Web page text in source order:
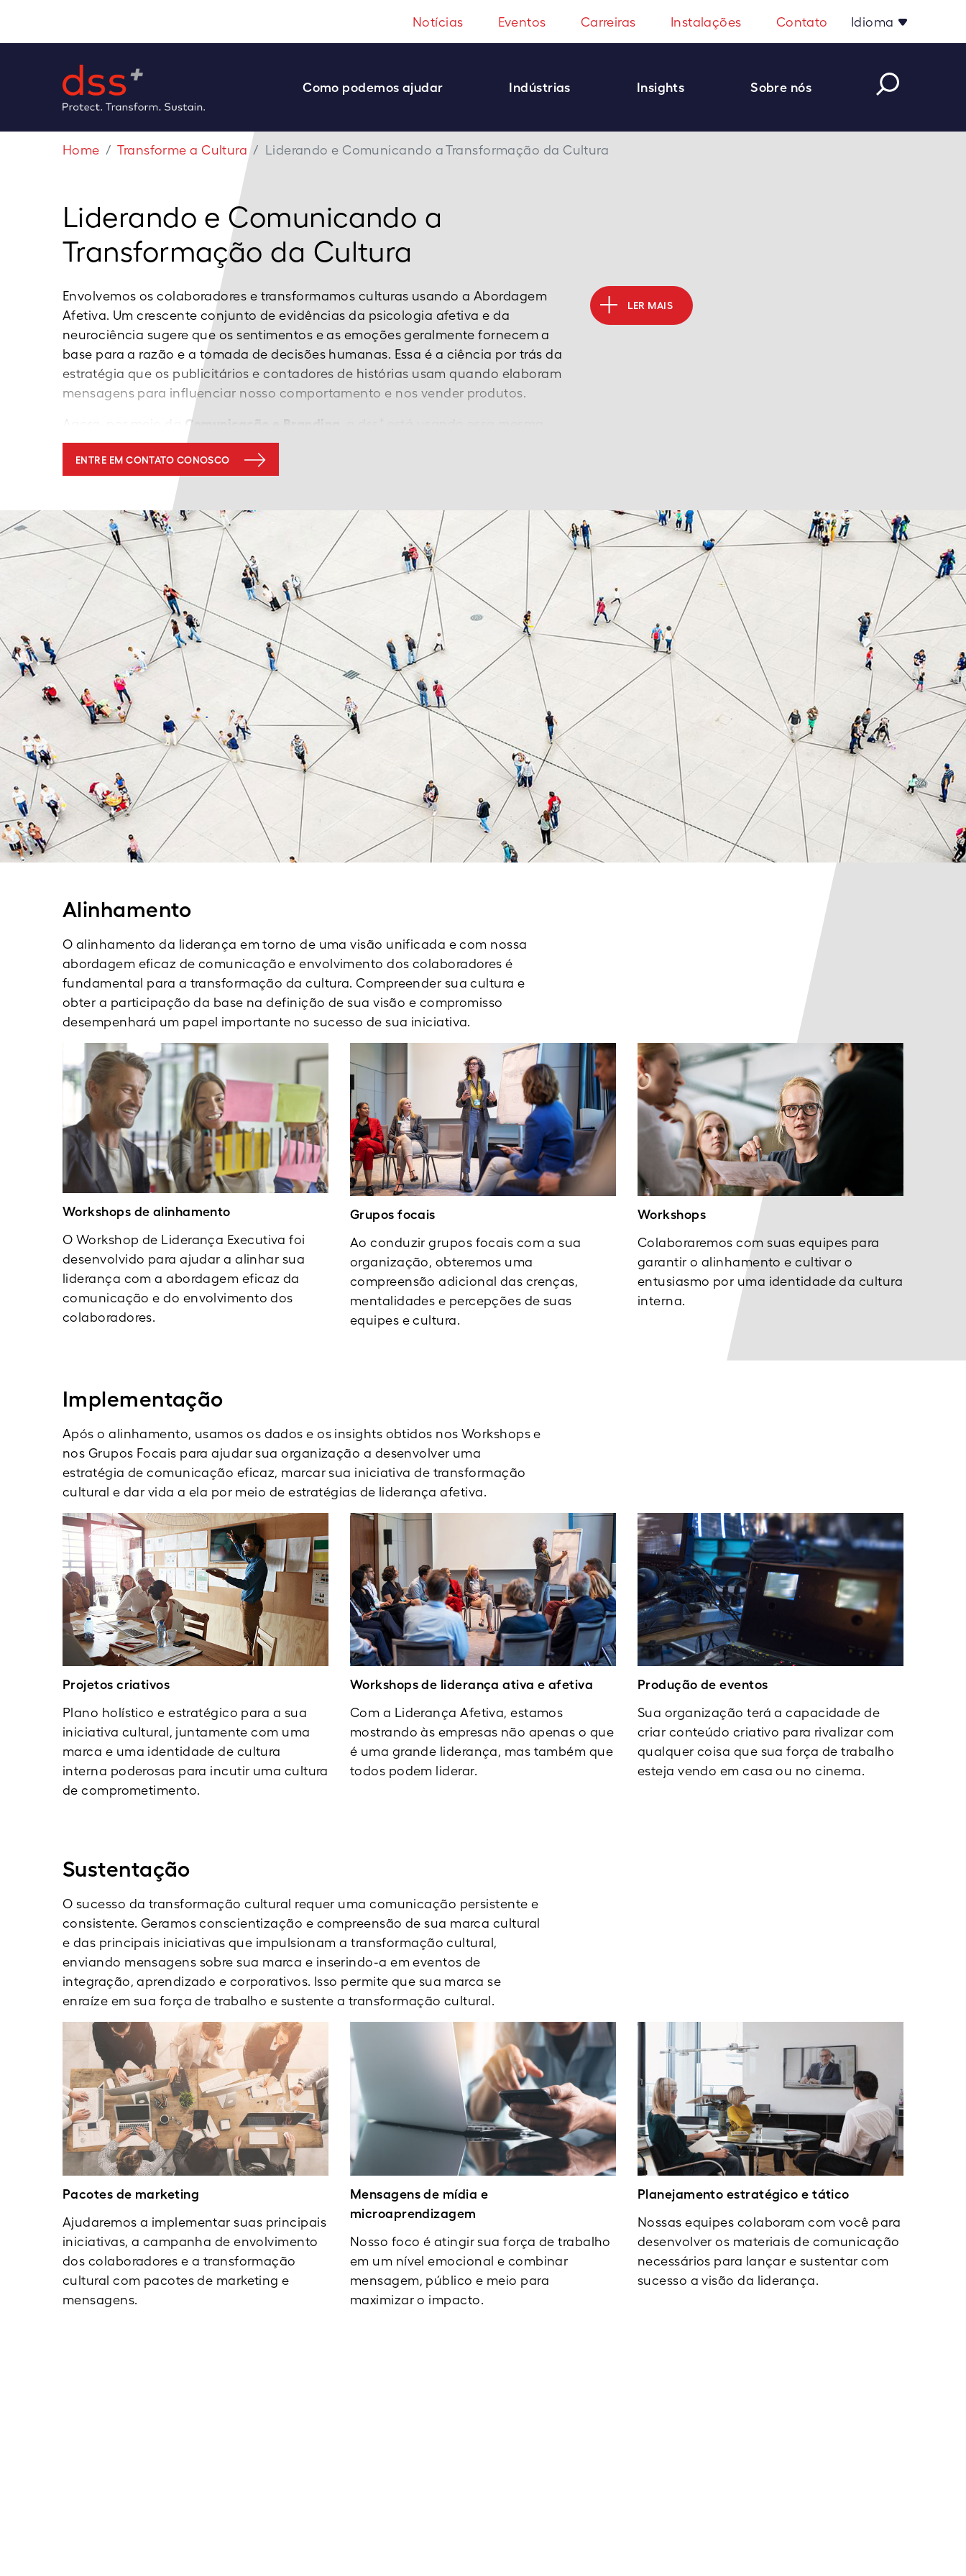
Notícias Eventos Carreiras Instalações Contato Idioma
Como podemos ajudar Indústrias Insights Sobre nós
Home Transforme a Cultura Liderando e Comunicando a Transformação da Cultura
Liderando e Comunicando a
Transformação da Cultura
Envolvemos os colaboradores e transformamos culturas usando a Abordagem
Afetiva. Um crescente conjunto de evidências da psicologia afetiva e da
neurociência sugere que os sentimentos e as emoções geralmente fornecem a
base para a razão e a tomada de decisões humanas. Essa é a ciência por trás da
estratégia que os publicitários e contadores de histórias usam quando elaboram
mensagens para influenciar nosso comportamento e nos vender produtos.
Comunicação e Branding
abordagem para envolver os colaboradores e mudar comportamentos em
relação à segurança, excelência operacional, diversidade, equidade e inclusão
ou qualquer transformação cultural desejada.
LER MAIS
ENTRE EM CONTATO CONOSCO
Alinhamento
O alinhamento da liderança em torno de uma visão unificada e com nossa
abordagem eficaz de comunicação e envolvimento dos colaboradores é
fundamental para a transformação da cultura. Compreender sua cultura e
obter a participação da base na definição de sua visão e compromisso
desempenhará um papel importante no sucesso de sua iniciativa.
Workshops de alinhamento
O Workshop de Liderança Executiva foi
desenvolvido para ajudar a alinhar sua
liderança com a abordagem eficaz da
comunicação e do envolvimento dos
colaboradores.
Grupos focais
Ao conduzir grupos focais com a sua
organização, obteremos uma
compreensão adicional das crenças,
mentalidades e percepções de suas
equipes e cultura.
Workshops
Colaboraremos com suas equipes para
garantir o alinhamento e cultivar o
entusiasmo por uma identidade da cultura
interna.
Implementação
Após o alinhamento, usamos os dados e os insights obtidos nos Workshops e
nos Grupos Focais para ajudar sua organização a desenvolver uma
estratégia de comunicação eficaz, marcar sua iniciativa de transformação
cultural e dar vida a ela por meio de estratégias de liderança afetiva.
Projetos criativos
Plano holístico e estratégico para a sua
iniciativa cultural, juntamente com uma
marca e uma identidade de cultura
interna poderosas para incutir uma cultura
de comprometimento.
Workshops de liderança ativa e afetiva
Com a Liderança Afetiva, estamos
mostrando às empresas não apenas o que
é uma grande liderança, mas também que
todos podem liderar.
Produção de eventos
Sua organização terá a capacidade de
criar conteúdo criativo para rivalizar com
qualquer coisa que sua força de trabalho
esteja vendo em casa ou no cinema.
Sustentação
O sucesso da transformação cultural requer uma comunicação persistente e
consistente. Geramos conscientização e compreensão de sua marca cultural
e das principais iniciativas que impulsionam a transformação cultural,
enviando mensagens sobre sua marca e inserindo-a em eventos de
integração, aprendizado e corporativos. Isso permite que sua marca se
enraíze em sua força de trabalho e sustente a transformação cultural.
Pacotes de marketing
Ajudaremos a implementar suas principais
iniciativas, a campanha de envolvimento
dos colaboradores e a transformação
cultural com pacotes de marketing e
mensagens.
Mensagens de mídia e
microaprendizagem
Nosso foco é atingir sua força de trabalho
em um nível emocional e combinar
mensagem, público e meio para
maximizar o impacto.
Planejamento estratégico e tático
Nossas equipes colaboram com você para
desenvolver os materiais de comunicação
necessários para lançar e sustentar com
sucesso a visão da liderança.